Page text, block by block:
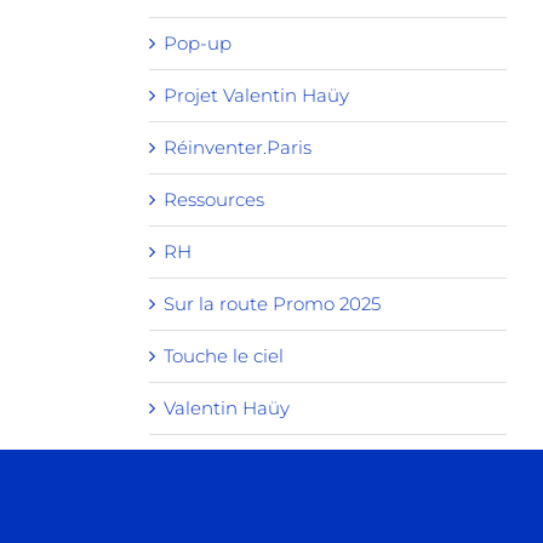
Pop-up
Projet Valentin Haüy
Réinventer.Paris
Ressources
RH
Sur la route Promo 2025
Touche le ciel
Valentin Haüy